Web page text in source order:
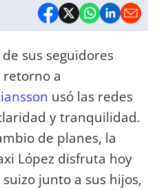
sus seguidores
a
usó las redes
y tranquilidad.
de planes, la
López disfruta hoy
junto a sus hijos,